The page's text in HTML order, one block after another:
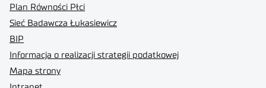
Plan Równości Płci
Sieć Badawcza Łukasiewicz
BIP
Informacja o realizacji strategii podatkowej
Mapa strony